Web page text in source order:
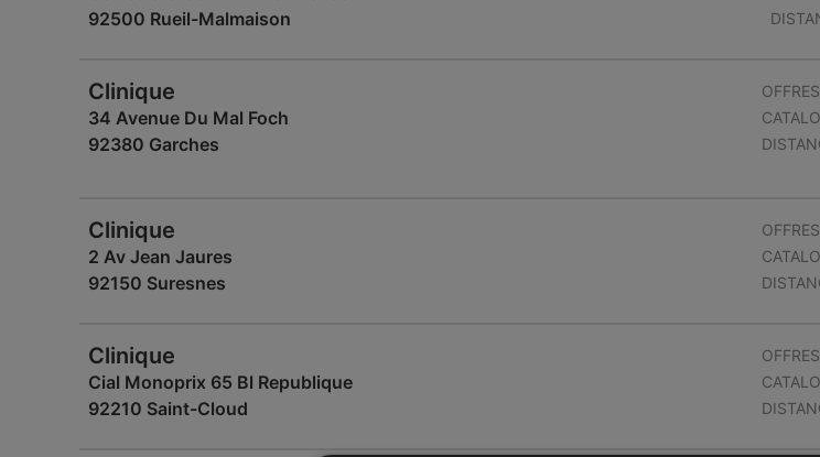
92500 Rueil-Malmaison
Clinique
34 Avenue Du Mal Foch
92380 Garches
Clinique
2 Av Jean Jaures
92150 Suresnes
Clinique
Cial Monoprix 65 Bl Republique
92210 Saint-Cloud